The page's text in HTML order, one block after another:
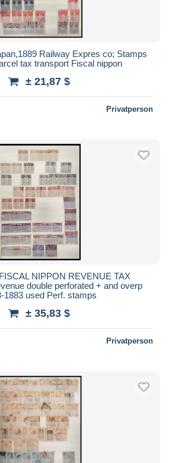
Railway Expres co; Stamps
tax transport Fiscal nippon
± 21,87 $
Privatperson
NIPPON REVENUE TAX
double perforated + and overp
1883 used Perf. stamps
± 35,83 $
Privatperson